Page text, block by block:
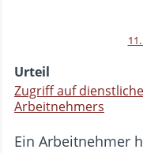
Urteil
Zugriff auf
Arbeitnehmers
Ein Arbeitnehmer